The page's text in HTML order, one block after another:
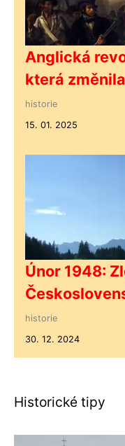
Anglická
která
historie
15. 01. 2025
Únor 1948:
historie
30. 12. 2024
Historické tipy